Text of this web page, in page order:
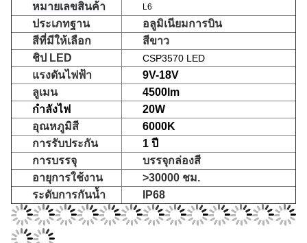
หมายเลขสินค้า L6
ประเภทฐาน
อลูมิเนียมการบิน
สีที่มีให้เลือก
สีขาว
ชิป LED
CSP3570 LED
แรงดันไฟฟ้า
9V-18V
ลูเมน
4500lm
กำลังไฟ
20W
อุณหภูมิสี
6000K
การรับประกัน
1 ปี
การบรรจุ
บรรจุกล่องสี
อายุการใช้งาน
>30000 ชม.
ระดับการกันน้ำ
IP68